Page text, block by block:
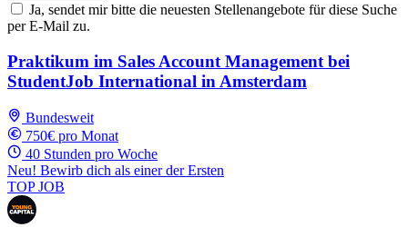
Ja, sendet mir bitte die neuesten Stellenangebote für diese Suche
per E-Mail zu.
Praktikum im Sales Account Management bei
StudentJob International in Amsterdam
Bundesweit
750€ pro Monat
40 Stunden pro Woche
Neu! Bewirb dich als einer der Ersten
TOP JOB